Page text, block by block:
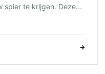
spier te krijgen. Deze...
→